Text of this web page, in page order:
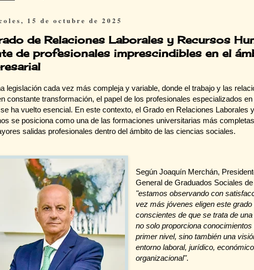
15 de octubre de 2025
de Relaciones Laborales y Recursos
de profesionales imprescindibles en el
legislación cada vez más compleja y variable, donde el trabajo y las
constante transformación, el papel de los profesionales especializados
se ha vuelto esencial. En este contexto, el Grado en Relaciones Laborales
se posiciona como una de las formaciones universitarias más
salidas profesionales dentro del ámbito de las ciencias sociales.
Según Joaquín Merchán,
General de Graduados Sociales
"estamos observando con
vez más jóvenes eligen este grado
conscientes de que se trata de
no solo proporciona
primer nivel, sino también una
entorno laboral, jurídico,
organizacional".